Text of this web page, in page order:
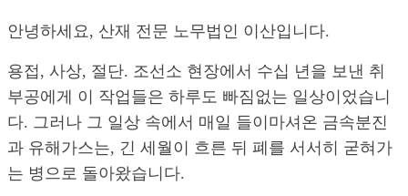
안녕하세요, 산재 전문 노무법인 이산입니다.
용접, 사상, 절단. 조선소 현장에서 수십 년을 보낸 취
부공에게 이 작업들은 하루도 빠짐없는 일상이었습니
다. 그러나 그 일상 속에서 매일 들이마셔온 금속분진
과 유해가스는, 긴 세월이 흐른 뒤 폐를 서서히 굳혀가
는 병으로 돌아왔습니다.